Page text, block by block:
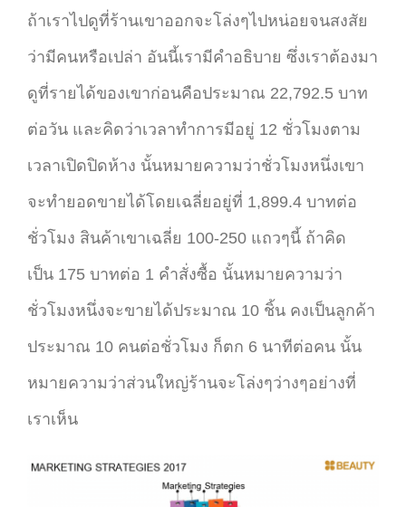
ถ้าเราไปดูที่ร้านเขาออกจะโล่งๆไปหน่อยจนสงสัย
ว่ามีคนหรือเปล่า อันนี้เรามีคำอธิบาย ซึ่งเราต้องมา
ดูที่รายได้ของเขาก่อนคือประมาณ 22,792.5 บาท
ต่อวัน และคิดว่าเวลาทำการมีอยู่ 12 ชั่วโมงตาม
เวลาเปิดปิดห้าง นั้นหมายความว่าชั่วโมงหนึ่งเขา
จะทำยอดขายได้โดยเฉลี่ยอยู่ที่ 1,899.4 บาทต่อ
ชั่วโมง สินค้าเขาเฉลี่ย 100-250 แถวๆนี้ ถ้าคิด
เป็น 175 บาทต่อ 1 คำสั่งซื้อ นั้นหมายความว่า
ชั่วโมงหนึ่งจะขายได้ประมาณ 10 ชิ้น คงเป็นลูกค้า
ประมาณ 10 คนต่อชั่วโมง ก็ตก 6 นาทีต่อคน นั้น
หมายความว่าส่วนใหญ่ร้านจะโล่งๆว่างๆอย่างที่
เราเห็น